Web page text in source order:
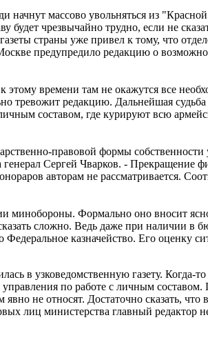
начнут массово увольняться из
будет чрезвычайно трудно, если не
страны уже привел к тому, что
предупредило редакцию о
этому времени там не окажутся все
тревожит редакцию. Дальнейшая
составом, где курируют всю
правовой формы собственности
Сергей Чварков. - Прекращение
авторам не рассматривается.
минобороны. Формально оно вносит
сложно. Ведь даже при наличии в
Федеральное казначейство. Его оценку
в узковедомственную газету. Когда-
по работе с личным
не относят. Достаточно сказать, что
лиц министерства главный редактор